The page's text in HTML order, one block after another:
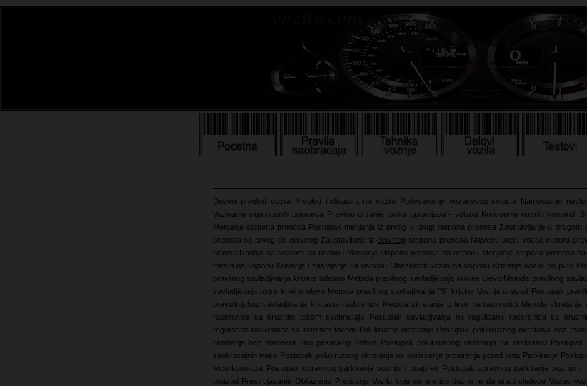
Dnevni pregled vozila Pregled indikatora na vozilu Podesavanje vozacevog sedista Namestanje
Vezivanje sigurnosnih pojaseva Pravilno drzanje tocka upravljaca - volana Koriscenje noznih komandi
Menjanje stepena prenosa Postupak menjanja iz prvog u drugi stepena prenosa Zaustavljanje u drugom
prenosa od prvog do cetvrtog Zaustavljanje iz cetvrtog stepena prenosa Najvecu stetu vozac motoru
pravca Radnje sa vozilom na usponu Menjanje stepena prenosa na usponu Menjanje stepena prenosa
mesta na usponu Kretanje i zastajanje na usponu Obezbediti vozilo na usponu Kretanje vozila po putu
pravilnog savladjivanja krivine udesno Metoda pravilnog savladjivanja krivine ulevo Metoda pravilnog
savladjivanja ostre krivine ulevo Metoda pravilnog savladjivanja ’’S’’ krivine Voznja unazad Postupak
pravolinijskog savladjivanja krstaste raskrsnice Metoda skretanja u levo na raskrsnici Metoda skretanja
raskrsnice sa kruznim tokom saobracaja Postupak savladjivanja ne regulisane raskrsnice sa
regulisane raskrsnice sa kruznim tokom Polukruzno okretanje Postupak polukruznog okretanja bez
okretanja bez manevra oko pesackog ostrva Postupak polukruznog okretanja na raskrsnici
saobracajnih traka Postupak polukruznog okretanja uz koriscenje prosirenja pored puta Parkiranje
ivicu kolovoza Postupak upravnog parkiranja voznjom unapred Postupak upravnog parkiranja voznjom
unazad Prestrojavanje Obilazenje PreticanjeVozilo koje se pretice duzno je da uradi sledece Vozac